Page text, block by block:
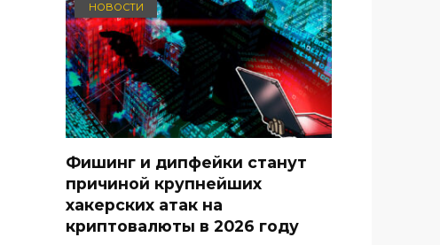
НОВОСТИ
Фишинг и дипфейки станут
причиной крупнейших
хакерских атак на
криптовалюты в 2026 году